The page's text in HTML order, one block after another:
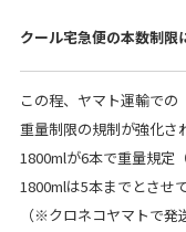
クール宅急便の本数制限
この程、ヤマト運輸で
重量制限の規制が強化さ
1800mlが6本で重量規定
1800mlは5本までとさせ
（※クロネコヤマトで発